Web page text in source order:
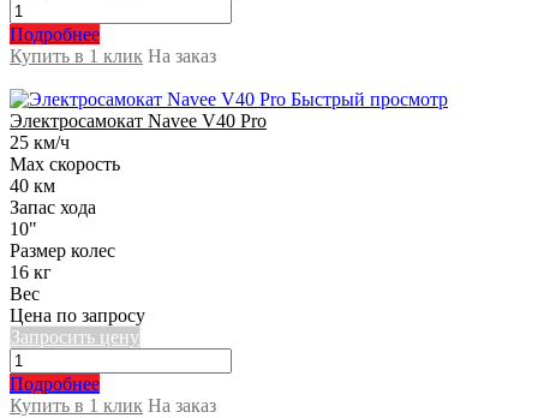
Подробнее
Купить в 1 клик На заказ
Быстрый просмотр
Электросамокат Navee V40 Pro
25 км/ч
Max скорость
40 км
Запас хода
10"
Размер колес
16 кг
Вес
Цена по запросу
Запросить цену
Подробнее
Купить в 1 клик На заказ